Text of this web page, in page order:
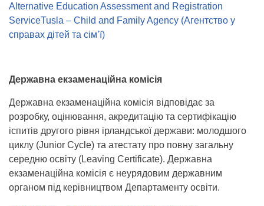
Alternative Education Assessment and Registration
ServiceTusla – Child and Family Agency (Агентство у
справах дітей та сім’ї)
Державна екзаменаційна комісія
Державна екзаменаційна комісія відповідає за
розробку, оцінювання, акредитацію та сертифікацію
іспитів другого рівня ірландської держави: молодшого
циклу (Junior Cycle) та атестату про повну загальну
середню освіту (Leaving Certificate). Державна
екзаменаційна комісія є неурядовим державним
органом під керівництвом Департаменту освіти.